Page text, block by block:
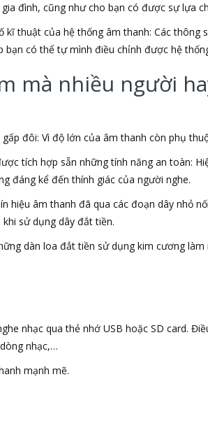
đình, cũng như cho bạn có được sự lựa
kĩ thuật của hệ thống âm thanh: Các
bạn có thể tự mình điều chỉnh được hệ
mà nhiều người
đôi: Vì độ lớn của âm thanh còn phụ
tích hợp sẵn những tính năng an toàn:
đáng kể đến thính giác của người nghe.
hiệu âm thanh đã qua các đoạn dây nhỏ
sử dụng dây đắt tiền.
dàn loa đắt tiền sử dụng kim cương
nhạc qua thẻ nhớ USB hoặc SD card.
nhạc,…
mạnh mẽ.